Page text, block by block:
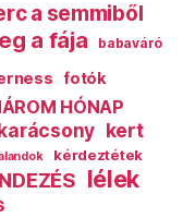
a semmiből
a fája babaváró
fotók
HÓNAP
kert
kérdeztétek
lélek